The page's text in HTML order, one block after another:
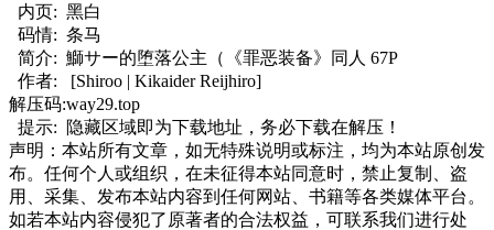
内页: 黑白
码情: 条马
简介: 鰤サー的堕落公主（《罪恶装备》同人 67P
作者:
[Shiroo | Kikaider Reijhiro]
解压码:way29.top
提示:
隐藏区域即为下载地址，务必下载在解压！
声明：本站所有文章，如无特殊说明或标注，均为本站原创发
布。任何个人或组织，在未征得本站同意时，禁止复制、盗
用、采集、发布本站内容到任何网站、书籍等各类媒体平台。
如若本站内容侵犯了原著者的合法权益，可联系我们进行处